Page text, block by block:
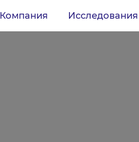
Компания Исследования